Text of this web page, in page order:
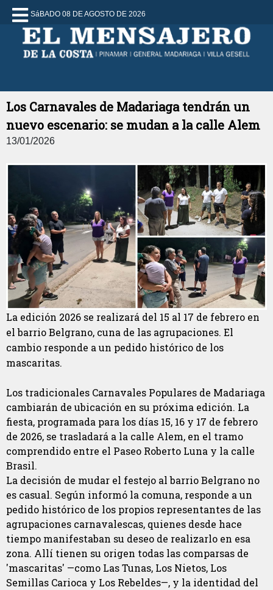
SáBADO 08 DE AGOSTO DE 2026
Los Carnavales de Madariaga tendrán un
nuevo escenario: se mudan a la calle Alem
13/01/2026
La edición 2026 se realizará del 15 al 17 de febrero en
el barrio Belgrano, cuna de las agrupaciones. El
cambio responde a un pedido histórico de los
mascaritas.
Los tradicionales Carnavales Populares de Madariaga
cambiarán de ubicación en su próxima edición. La
fiesta, programada para los días 15, 16 y 17 de febrero
de 2026, se trasladará a la calle Alem, en el tramo
comprendido entre el Paseo Roberto Luna y la calle
Brasil.
La decisión de mudar el festejo al barrio Belgrano no
es casual. Según informó la comuna, responde a un
pedido histórico de los propios representantes de las
agrupaciones carnavalescas, quienes desde hace
tiempo manifestaban su deseo de realizarlo en esa
zona. Allí tienen su origen todas las comparsas de
'mascaritas' —como Las Tunas, Los Nietos, Los
Semillas Carioca y Los Rebeldes—, y la identidad del